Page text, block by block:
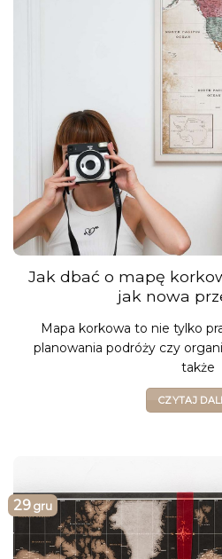
Jak dbać o mapę
jak nowa
Mapa korkowa to nie tylko
planowania podróży czy
także
CZYTAJ
29 gru